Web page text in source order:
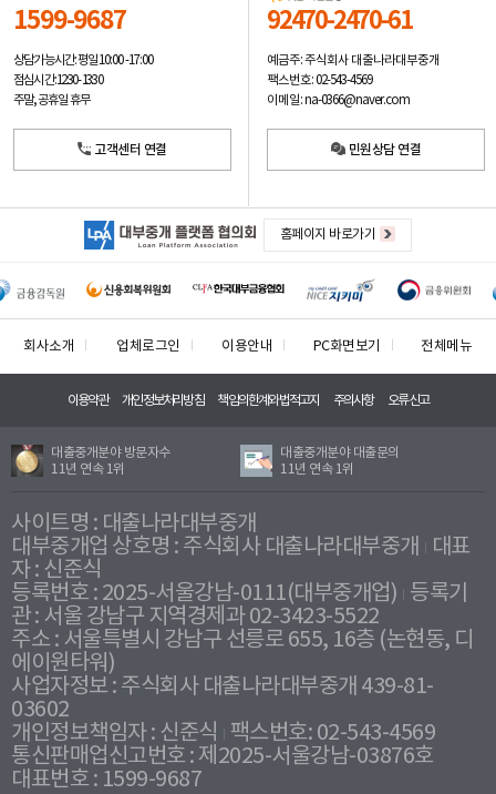
1599-9687
상담가능시간: 평일10:00 -17:00
점심시간: 12:30 - 13:30
주말, 공휴일 휴무
고객센터 연결
92470-2470-61
예금주: 주식회사 대출나라대부중개
팩스번호: 02-543-4569
이메일: na-0366@naver.com
민원상담 연결
홈페이지 바로가기
회사소개 업체로그인 이용안내 PC화면보기 전체메뉴
이용약관 개인정보처리방침 책임의한계와법적고지 주의사항 오류신고
대출중개분야 방문자수
11년 연속 1위
대출중개분야 대출문의
11년 연속 1위
사이트명 : 대출나라대부중개
대부중개업 상호명 : 주식회사 대출나라대부중개
대표
자 : 신준식
등록번호 : 2025-서울강남-0111(대부중개업) 등록기
관 : 서울 강남구 지역경제과 02-3423-5522
주소 : 서울특별시 강남구 선릉로 655, 16층 (논현동, 디
에이원타워)
사업자정보 : 주식회사 대출나라대부중개 439-81-
03602
개인정보책임자 : 신준식
팩스번호: 02-543-4569
통신판매업신고번호 : 제2025-서울강남-03876호
대표번호 : 1599-9687